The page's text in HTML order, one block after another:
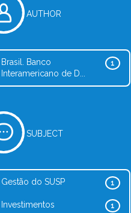
AUTHOR
1
Brasil. Banco
Interamericano de D...
SUBJECT
1
Gestão do SUSP
1
Investimentos